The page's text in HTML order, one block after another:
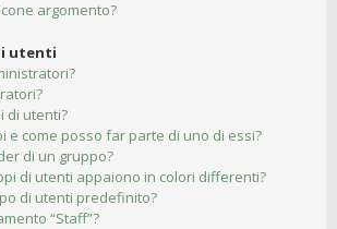
argomento?
utenti
di utenti?
e come posso far parte di uno di essi?
di un gruppo?
di utenti appaiono in colori differenti?
di utenti predefinito?
“Staff”?